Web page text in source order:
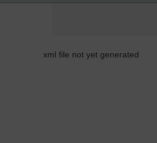
xml file not yet generated